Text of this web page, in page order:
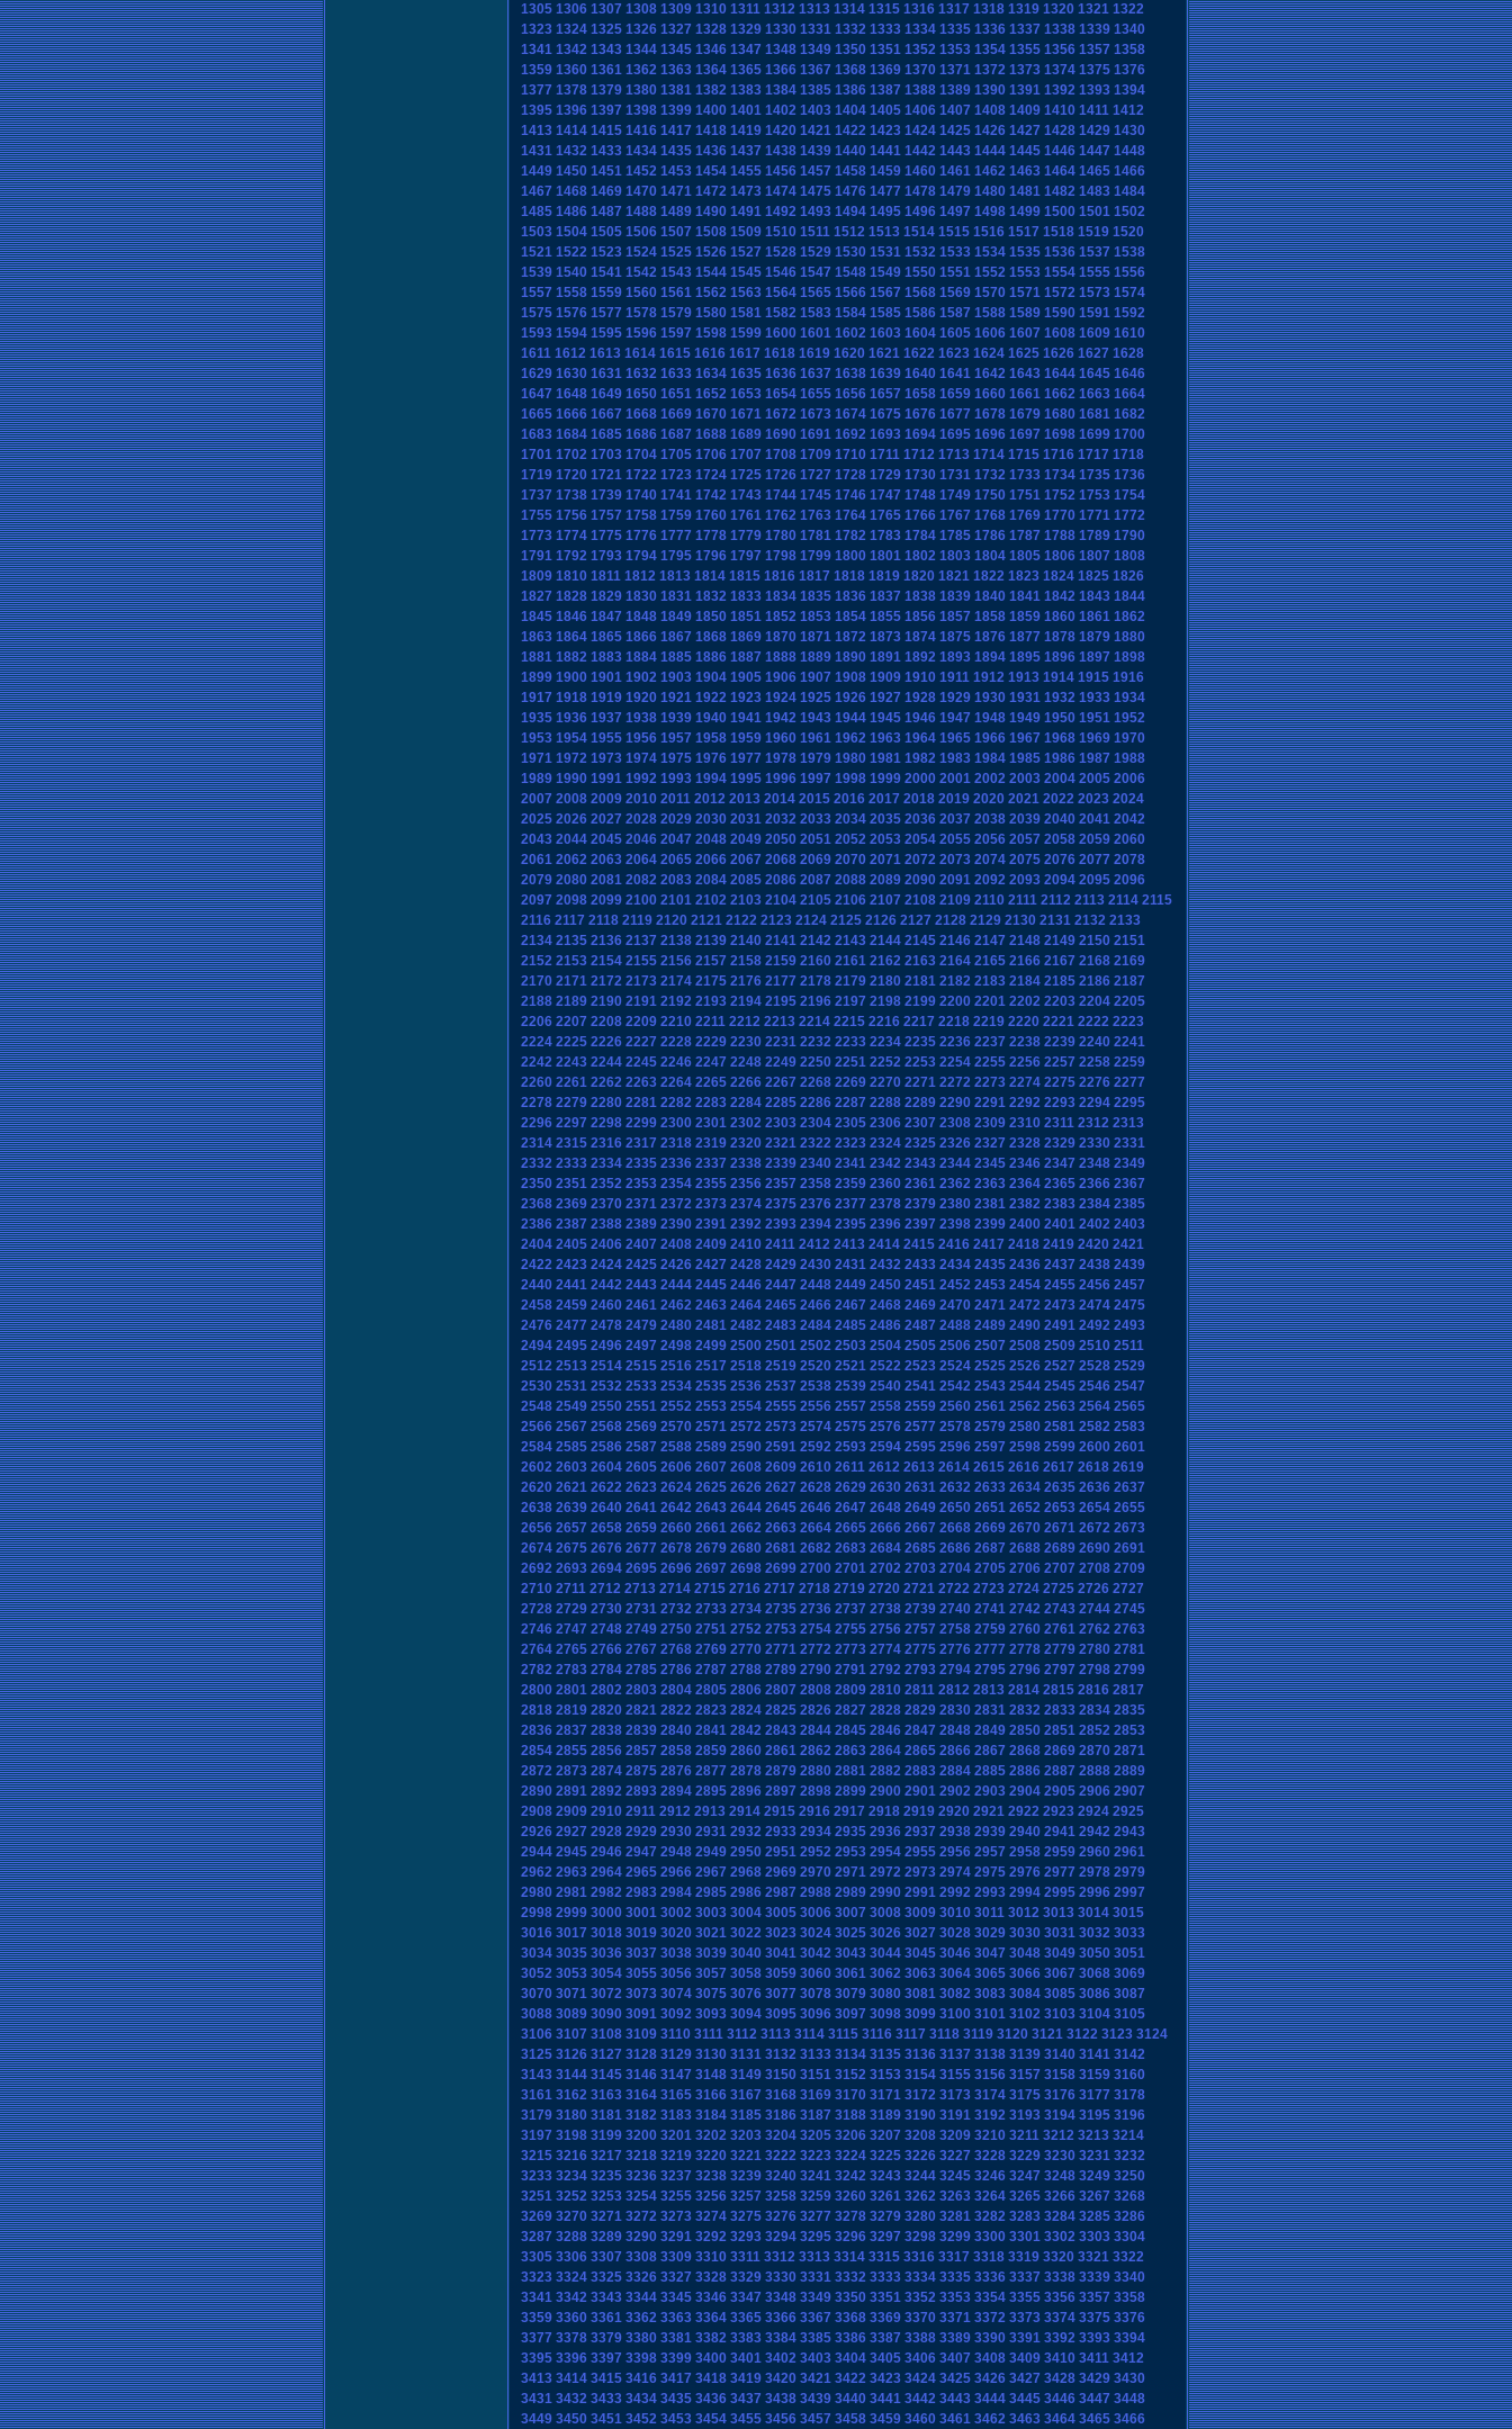
1305 1306 1307 1308 1309 1310 1311 1312 1313 1314 1315 1316 1317 1318 1319 1320 1321 1322
1323 1324 1325 1326 1327 1328 1329 1330 1331 1332 1333 1334 1335 1336 1337 1338 1339 1340
1341 1342 1343 1344 1345 1346 1347 1348 1349 1350 1351 1352 1353 1354 1355 1356 1357 1358
1359 1360 1361 1362 1363 1364 1365 1366 1367 1368 1369 1370 1371 1372 1373 1374 1375 1376
1377 1378 1379 1380 1381 1382 1383 1384 1385 1386 1387 1388 1389 1390 1391 1392 1393 1394
1395 1396 1397 1398 1399 1400 1401 1402 1403 1404 1405 1406 1407 1408 1409 1410 1411 1412
1413 1414 1415 1416 1417 1418 1419 1420 1421 1422 1423 1424 1425 1426 1427 1428 1429 1430
1431 1432 1433 1434 1435 1436 1437 1438 1439 1440 1441 1442 1443 1444 1445 1446 1447 1448
1449 1450 1451 1452 1453 1454 1455 1456 1457 1458 1459 1460 1461 1462 1463 1464 1465 1466
1467 1468 1469 1470 1471 1472 1473 1474 1475 1476 1477 1478 1479 1480 1481 1482 1483 1484
1485 1486 1487 1488 1489 1490 1491 1492 1493 1494 1495 1496 1497 1498 1499 1500 1501 1502
1503 1504 1505 1506 1507 1508 1509 1510 1511 1512 1513 1514 1515 1516 1517 1518 1519 1520
1521 1522 1523 1524 1525 1526 1527 1528 1529 1530 1531 1532 1533 1534 1535 1536 1537 1538
1539 1540 1541 1542 1543 1544 1545 1546 1547 1548 1549 1550 1551 1552 1553 1554 1555 1556
1557 1558 1559 1560 1561 1562 1563 1564 1565 1566 1567 1568 1569 1570 1571 1572 1573 1574
1575 1576 1577 1578 1579 1580 1581 1582 1583 1584 1585 1586 1587 1588 1589 1590 1591 1592
1593 1594 1595 1596 1597 1598 1599 1600 1601 1602 1603 1604 1605 1606 1607 1608 1609 1610
1611 1612 1613 1614 1615 1616 1617 1618 1619 1620 1621 1622 1623 1624 1625 1626 1627 1628
1629 1630 1631 1632 1633 1634 1635 1636 1637 1638 1639 1640 1641 1642 1643 1644 1645 1646
1647 1648 1649 1650 1651 1652 1653 1654 1655 1656 1657 1658 1659 1660 1661 1662 1663 1664
1665 1666 1667 1668 1669 1670 1671 1672 1673 1674 1675 1676 1677 1678 1679 1680 1681 1682
1683 1684 1685 1686 1687 1688 1689 1690 1691 1692 1693 1694 1695 1696 1697 1698 1699 1700
1701 1702 1703 1704 1705 1706 1707 1708 1709 1710 1711 1712 1713 1714 1715 1716 1717 1718
1719 1720 1721 1722 1723 1724 1725 1726 1727 1728 1729 1730 1731 1732 1733 1734 1735 1736
1737 1738 1739 1740 1741 1742 1743 1744 1745 1746 1747 1748 1749 1750 1751 1752 1753 1754
1755 1756 1757 1758 1759 1760 1761 1762 1763 1764 1765 1766 1767 1768 1769 1770 1771 1772
1773 1774 1775 1776 1777 1778 1779 1780 1781 1782 1783 1784 1785 1786 1787 1788 1789 1790
1791 1792 1793 1794 1795 1796 1797 1798 1799 1800 1801 1802 1803 1804 1805 1806 1807 1808
1809 1810 1811 1812 1813 1814 1815 1816 1817 1818 1819 1820 1821 1822 1823 1824 1825 1826
1827 1828 1829 1830 1831 1832 1833 1834 1835 1836 1837 1838 1839 1840 1841 1842 1843 1844
1845 1846 1847 1848 1849 1850 1851 1852 1853 1854 1855 1856 1857 1858 1859 1860 1861 1862
1863 1864 1865 1866 1867 1868 1869 1870 1871 1872 1873 1874 1875 1876 1877 1878 1879 1880
1881 1882 1883 1884 1885 1886 1887 1888 1889 1890 1891 1892 1893 1894 1895 1896 1897 1898
1899 1900 1901 1902 1903 1904 1905 1906 1907 1908 1909 1910 1911 1912 1913 1914 1915 1916
1917 1918 1919 1920 1921 1922 1923 1924 1925 1926 1927 1928 1929 1930 1931 1932 1933 1934
1935 1936 1937 1938 1939 1940 1941 1942 1943 1944 1945 1946 1947 1948 1949 1950 1951 1952
1953 1954 1955 1956 1957 1958 1959 1960 1961 1962 1963 1964 1965 1966 1967 1968 1969 1970
1971 1972 1973 1974 1975 1976 1977 1978 1979 1980 1981 1982 1983 1984 1985 1986 1987 1988
1989 1990 1991 1992 1993 1994 1995 1996 1997 1998 1999 2000 2001 2002 2003 2004 2005 2006
2007 2008 2009 2010 2011 2012 2013 2014 2015 2016 2017 2018 2019 2020 2021 2022 2023 2024
2025 2026 2027 2028 2029 2030 2031 2032 2033 2034 2035 2036 2037 2038 2039 2040 2041 2042
2043 2044 2045 2046 2047 2048 2049 2050 2051 2052 2053 2054 2055 2056 2057 2058 2059 2060
2061 2062 2063 2064 2065 2066 2067 2068 2069 2070 2071 2072 2073 2074 2075 2076 2077 2078
2079 2080 2081 2082 2083 2084 2085 2086 2087 2088 2089 2090 2091 2092 2093 2094 2095 2096
2097 2098 2099 2100 2101 2102 2103 2104 2105 2106 2107 2108 2109 2110 2111 2112 2113 2114 2115
2116 2117 2118 2119 2120 2121 2122 2123 2124 2125 2126 2127 2128 2129 2130 2131 2132 2133
2134 2135 2136 2137 2138 2139 2140 2141 2142 2143 2144 2145 2146 2147 2148 2149 2150 2151
2152 2153 2154 2155 2156 2157 2158 2159 2160 2161 2162 2163 2164 2165 2166 2167 2168 2169
2170 2171 2172 2173 2174 2175 2176 2177 2178 2179 2180 2181 2182 2183 2184 2185 2186 2187
2188 2189 2190 2191 2192 2193 2194 2195 2196 2197 2198 2199 2200 2201 2202 2203 2204 2205
2206 2207 2208 2209 2210 2211 2212 2213 2214 2215 2216 2217 2218 2219 2220 2221 2222 2223
2224 2225 2226 2227 2228 2229 2230 2231 2232 2233 2234 2235 2236 2237 2238 2239 2240 2241
2242 2243 2244 2245 2246 2247 2248 2249 2250 2251 2252 2253 2254 2255 2256 2257 2258 2259
2260 2261 2262 2263 2264 2265 2266 2267 2268 2269 2270 2271 2272 2273 2274 2275 2276 2277
2278 2279 2280 2281 2282 2283 2284 2285 2286 2287 2288 2289 2290 2291 2292 2293 2294 2295
2296 2297 2298 2299 2300 2301 2302 2303 2304 2305 2306 2307 2308 2309 2310 2311 2312 2313
2314 2315 2316 2317 2318 2319 2320 2321 2322 2323 2324 2325 2326 2327 2328 2329 2330 2331
2332 2333 2334 2335 2336 2337 2338 2339 2340 2341 2342 2343 2344 2345 2346 2347 2348 2349
2350 2351 2352 2353 2354 2355 2356 2357 2358 2359 2360 2361 2362 2363 2364 2365 2366 2367
2368 2369 2370 2371 2372 2373 2374 2375 2376 2377 2378 2379 2380 2381 2382 2383 2384 2385
2386 2387 2388 2389 2390 2391 2392 2393 2394 2395 2396 2397 2398 2399 2400 2401 2402 2403
2404 2405 2406 2407 2408 2409 2410 2411 2412 2413 2414 2415 2416 2417 2418 2419 2420 2421
2422 2423 2424 2425 2426 2427 2428 2429 2430 2431 2432 2433 2434 2435 2436 2437 2438 2439
2440 2441 2442 2443 2444 2445 2446 2447 2448 2449 2450 2451 2452 2453 2454 2455 2456 2457
2458 2459 2460 2461 2462 2463 2464 2465 2466 2467 2468 2469 2470 2471 2472 2473 2474 2475
2476 2477 2478 2479 2480 2481 2482 2483 2484 2485 2486 2487 2488 2489 2490 2491 2492 2493
2494 2495 2496 2497 2498 2499 2500 2501 2502 2503 2504 2505 2506 2507 2508 2509 2510 2511
2512 2513 2514 2515 2516 2517 2518 2519 2520 2521 2522 2523 2524 2525 2526 2527 2528 2529
2530 2531 2532 2533 2534 2535 2536 2537 2538 2539 2540 2541 2542 2543 2544 2545 2546 2547
2548 2549 2550 2551 2552 2553 2554 2555 2556 2557 2558 2559 2560 2561 2562 2563 2564 2565
2566 2567 2568 2569 2570 2571 2572 2573 2574 2575 2576 2577 2578 2579 2580 2581 2582 2583
2584 2585 2586 2587 2588 2589 2590 2591 2592 2593 2594 2595 2596 2597 2598 2599 2600 2601
2602 2603 2604 2605 2606 2607 2608 2609 2610 2611 2612 2613 2614 2615 2616 2617 2618 2619
2620 2621 2622 2623 2624 2625 2626 2627 2628 2629 2630 2631 2632 2633 2634 2635 2636 2637
2638 2639 2640 2641 2642 2643 2644 2645 2646 2647 2648 2649 2650 2651 2652 2653 2654 2655
2656 2657 2658 2659 2660 2661 2662 2663 2664 2665 2666 2667 2668 2669 2670 2671 2672 2673
2674 2675 2676 2677 2678 2679 2680 2681 2682 2683 2684 2685 2686 2687 2688 2689 2690 2691
2692 2693 2694 2695 2696 2697 2698 2699 2700 2701 2702 2703 2704 2705 2706 2707 2708 2709
2710 2711 2712 2713 2714 2715 2716 2717 2718 2719 2720 2721 2722 2723 2724 2725 2726 2727
2728 2729 2730 2731 2732 2733 2734 2735 2736 2737 2738 2739 2740 2741 2742 2743 2744 2745
2746 2747 2748 2749 2750 2751 2752 2753 2754 2755 2756 2757 2758 2759 2760 2761 2762 2763
2764 2765 2766 2767 2768 2769 2770 2771 2772 2773 2774 2775 2776 2777 2778 2779 2780 2781
2782 2783 2784 2785 2786 2787 2788 2789 2790 2791 2792 2793 2794 2795 2796 2797 2798 2799
2800 2801 2802 2803 2804 2805 2806 2807 2808 2809 2810 2811 2812 2813 2814 2815 2816 2817
2818 2819 2820 2821 2822 2823 2824 2825 2826 2827 2828 2829 2830 2831 2832 2833 2834 2835
2836 2837 2838 2839 2840 2841 2842 2843 2844 2845 2846 2847 2848 2849 2850 2851 2852 2853
2854 2855 2856 2857 2858 2859 2860 2861 2862 2863 2864 2865 2866 2867 2868 2869 2870 2871
2872 2873 2874 2875 2876 2877 2878 2879 2880 2881 2882 2883 2884 2885 2886 2887 2888 2889
2890 2891 2892 2893 2894 2895 2896 2897 2898 2899 2900 2901 2902 2903 2904 2905 2906 2907
2908 2909 2910 2911 2912 2913 2914 2915 2916 2917 2918 2919 2920 2921 2922 2923 2924 2925
2926 2927 2928 2929 2930 2931 2932 2933 2934 2935 2936 2937 2938 2939 2940 2941 2942 2943
2944 2945 2946 2947 2948 2949 2950 2951 2952 2953 2954 2955 2956 2957 2958 2959 2960 2961
2962 2963 2964 2965 2966 2967 2968 2969 2970 2971 2972 2973 2974 2975 2976 2977 2978 2979
2980 2981 2982 2983 2984 2985 2986 2987 2988 2989 2990 2991 2992 2993 2994 2995 2996 2997
2998 2999 3000 3001 3002 3003 3004 3005 3006 3007 3008 3009 3010 3011 3012 3013 3014 3015
3016 3017 3018 3019 3020 3021 3022 3023 3024 3025 3026 3027 3028 3029 3030 3031 3032 3033
3034 3035 3036 3037 3038 3039 3040 3041 3042 3043 3044 3045 3046 3047 3048 3049 3050 3051
3052 3053 3054 3055 3056 3057 3058 3059 3060 3061 3062 3063 3064 3065 3066 3067 3068 3069
3070 3071 3072 3073 3074 3075 3076 3077 3078 3079 3080 3081 3082 3083 3084 3085 3086 3087
3088 3089 3090 3091 3092 3093 3094 3095 3096 3097 3098 3099 3100 3101 3102 3103 3104 3105
3106 3107 3108 3109 3110 3111 3112 3113 3114 3115 3116 3117 3118 3119 3120 3121 3122 3123 3124
3125 3126 3127 3128 3129 3130 3131 3132 3133 3134 3135 3136 3137 3138 3139 3140 3141 3142
3143 3144 3145 3146 3147 3148 3149 3150 3151 3152 3153 3154 3155 3156 3157 3158 3159 3160
3161 3162 3163 3164 3165 3166 3167 3168 3169 3170 3171 3172 3173 3174 3175 3176 3177 3178
3179 3180 3181 3182 3183 3184 3185 3186 3187 3188 3189 3190 3191 3192 3193 3194 3195 3196
3197 3198 3199 3200 3201 3202 3203 3204 3205 3206 3207 3208 3209 3210 3211 3212 3213 3214
3215 3216 3217 3218 3219 3220 3221 3222 3223 3224 3225 3226 3227 3228 3229 3230 3231 3232
3233 3234 3235 3236 3237 3238 3239 3240 3241 3242 3243 3244 3245 3246 3247 3248 3249 3250
3251 3252 3253 3254 3255 3256 3257 3258 3259 3260 3261 3262 3263 3264 3265 3266 3267 3268
3269 3270 3271 3272 3273 3274 3275 3276 3277 3278 3279 3280 3281 3282 3283 3284 3285 3286
3287 3288 3289 3290 3291 3292 3293 3294 3295 3296 3297 3298 3299 3300 3301 3302 3303 3304
3305 3306 3307 3308 3309 3310 3311 3312 3313 3314 3315 3316 3317 3318 3319 3320 3321 3322
3323 3324 3325 3326 3327 3328 3329 3330 3331 3332 3333 3334 3335 3336 3337 3338 3339 3340
3341 3342 3343 3344 3345 3346 3347 3348 3349 3350 3351 3352 3353 3354 3355 3356 3357 3358
3359 3360 3361 3362 3363 3364 3365 3366 3367 3368 3369 3370 3371 3372 3373 3374 3375 3376
3377 3378 3379 3380 3381 3382 3383 3384 3385 3386 3387 3388 3389 3390 3391 3392 3393 3394
3395 3396 3397 3398 3399 3400 3401 3402 3403 3404 3405 3406 3407 3408 3409 3410 3411 3412
3413 3414 3415 3416 3417 3418 3419 3420 3421 3422 3423 3424 3425 3426 3427 3428 3429 3430
3431 3432 3433 3434 3435 3436 3437 3438 3439 3440 3441 3442 3443 3444 3445 3446 3447 3448
3449 3450 3451 3452 3453 3454 3455 3456 3457 3458 3459 3460 3461 3462 3463 3464 3465 3466